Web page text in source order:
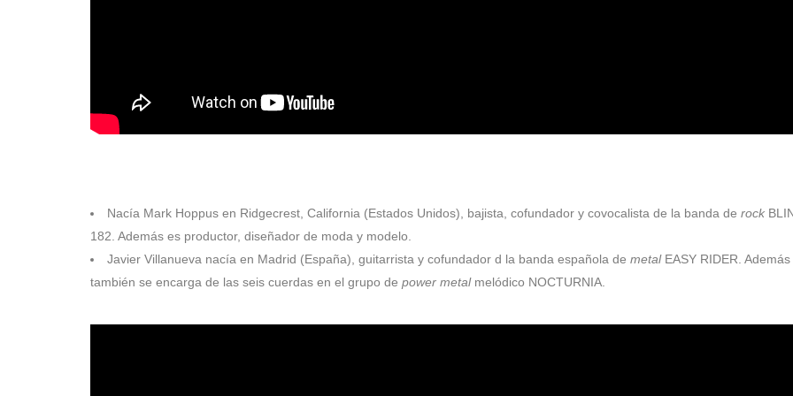
Nacía Mark Hoppus en Ridgecrest, California (Estados Unidos), bajista, cofundador y covocalista de la banda de rock
182. Además es productor, diseñador de moda y modelo.
Javier Villanueva nacía en Madrid (España), guitarrista y cofundador d la banda española de metalEASY RIDER. Además
también se encarga de las seis cuerdas en el grupo de power metalmelódico NOCTURNIA.